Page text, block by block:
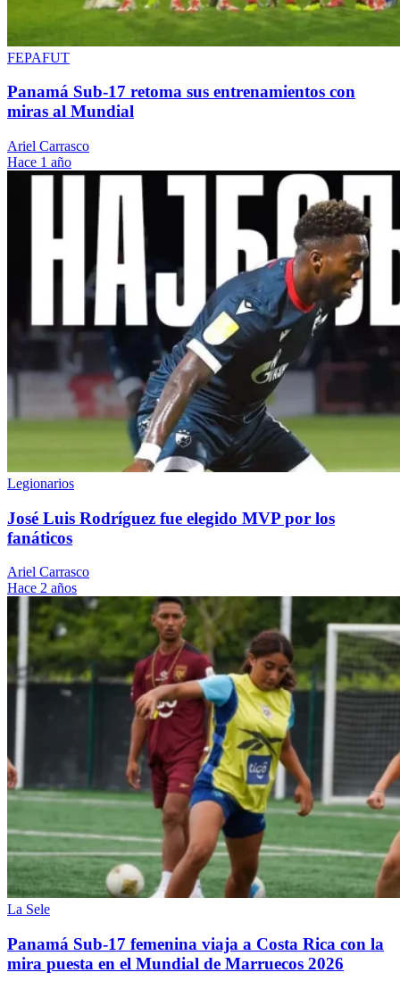
FEPAFUT
Panamá Sub-17 retoma sus entrenamientos con
miras al Mundial
Ariel Carrasco
Hace 1 año
Legionarios
José Luis Rodríguez fue elegido MVP por los
fanáticos
Ariel Carrasco
Hace 2 años
La Sele
Panamá Sub-17 femenina viaja a Costa Rica con la
mira puesta en el Mundial de Marruecos 2026